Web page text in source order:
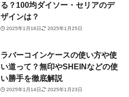
る？100均ダイソー・セリアのデ
ザインは？
2025年1月16日 2025年1月25日
ラバーコインケースの使い方や使
い道って？無印やSHEINなどの使
い勝手を徹底解説
2025年1月14日 2025年1月23日